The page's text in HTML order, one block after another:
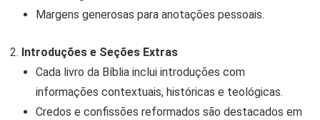
Margens generosas para anotações pessoais.
Introduções e Seções Extras
Cada livro da Bíblia inclui introduções com
informações contextuais, históricas e teológicas.
Credos e confissões reformados são destacados em